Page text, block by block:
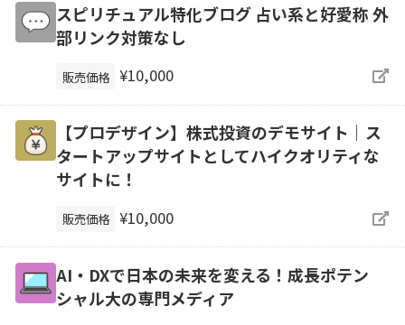
スピリチュアル特化ブログ 占い系と好愛称 外
部リンク対策なし
販売価格 ¥10,000
【プロデザイン】株式投資のデモサイト｜ス
タートアップサイトとしてハイクオリティな
サイトに！
販売価格 ¥10,000
AI・DXで日本の未来を変える！成長ポテン
シャル大の専門メディア